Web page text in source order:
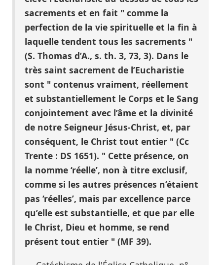
sacrements et en fait " comme la
perfection de la vie spirituelle et la fin à
laquelle tendent tous les sacrements "
(S. Thomas d’A., s. th. 3, 73, 3). Dans le
très saint sacrement de l’Eucharistie
sont " contenus vraiment, réellement
et substantiellement le Corps et le Sang
conjointement avec l’âme et la divinité
de notre Seigneur Jésus-Christ, et, par
conséquent, le Christ tout entier " (Cc
Trente : DS 1651). " Cette présence, on
la nomme ‘réelle’, non à titre exclusif,
comme si les autres présences n’étaient
pas ‘réelles’, mais par excellence parce
qu’elle est substantielle, et que par elle
le Christ, Dieu et homme, se rend
présent tout entier " (MF 39).